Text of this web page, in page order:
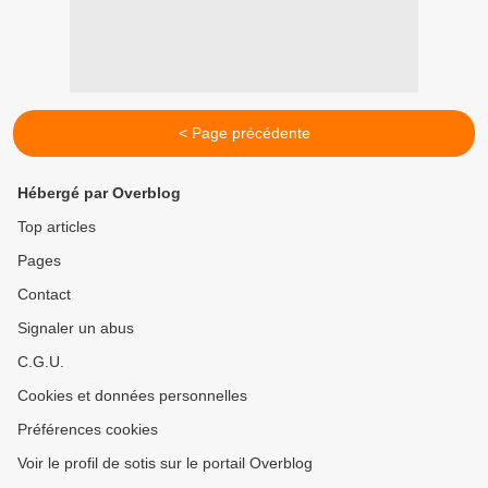
< Page précédente
Hébergé par Overblog
Top articles
Pages
Contact
Signaler un abus
C.G.U.
Cookies et données personnelles
Préférences cookies
Voir le profil de sotis sur le portail Overblog